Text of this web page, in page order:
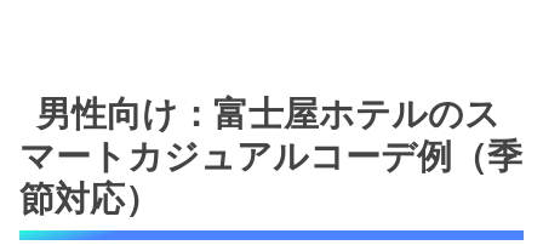
男性向け：富士屋ホテルのス
マートカジュアルコーデ例（季
節対応）